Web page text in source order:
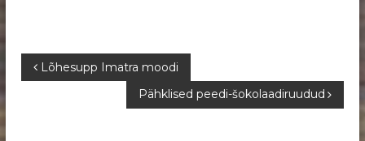
N Lõhesupp Imatra moodi
Pähklised peedi-šokolaadiruudud